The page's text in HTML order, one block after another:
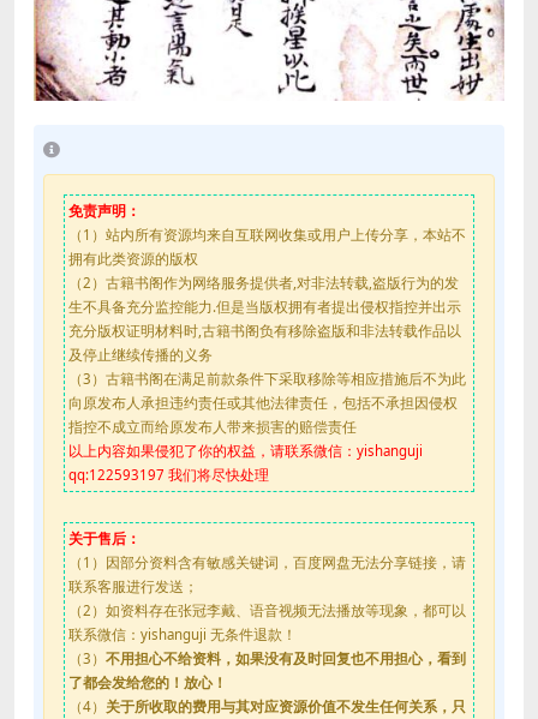
免责声明：
（1）站内所有资源均来自互联网收集或用户上传分享，本站不
拥有此类资源的版权
（2）古籍书阁作为网络服务提供者,对非法转载,盗版行为的发
生不具备充分监控能力.但是当版权拥有者提出侵权指控并出示
充分版权证明材料时,古籍书阁负有移除盗版和非法转载作品以
及停止继续传播的义务
（3）古籍书阁在满足前款条件下采取移除等相应措施后不为此
向原发布人承担违约责任或其他法律责任，包括不承担因侵权
指控不成立而给原发布人带来损害的赔偿责任
以上内容如果侵犯了你的权益，请联系微信：yishanguji
qq:122593197 我们将尽快处理
关于售后：
（1）因部分资料含有敏感关键词，百度网盘无法分享链接，请
联系客服进行发送；
（2）如资料存在张冠李戴、语音视频无法播放等现象，都可以
联系微信：yishanguji 无条件退款！
（3） 不用担心不给资料，如果没有及时回复也不用担心，看到
了都会发给您的！放心！
（4） 关于所收取的费用与其对应资源价值不发生任何关系，只